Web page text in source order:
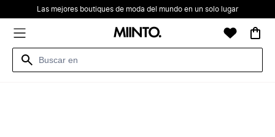
Las mejores boutiques de moda del mundo en un solo lugar